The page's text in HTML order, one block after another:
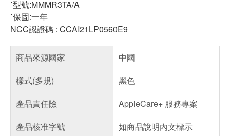
˙型號:MMMR3TA/A
˙保固:一年
NCC認證碼 : CCAI21LP0560E9
商品來源國家
中國
樣式(多規)
黑色
產品責任險
AppleCare+ 服務專案
產品核准字號
如商品說明內文標示